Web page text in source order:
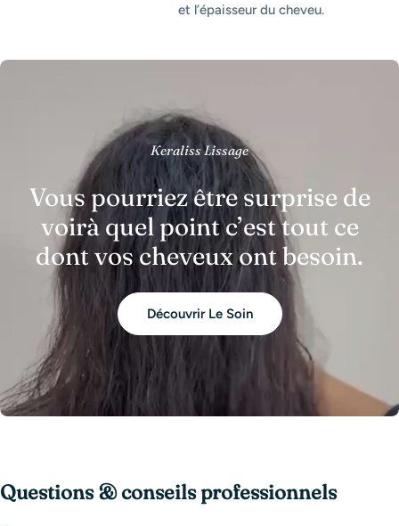
et l’épaisseur du cheveu.
Keraliss Lissage
Vous pourriez être surprise de
voirà quel point c’est tout ce
dont vos cheveux ont besoin.
Découvrir Le Soin
Questions & conseils professionnels